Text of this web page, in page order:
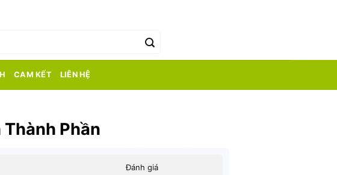
CAM KẾT LIÊN HỆ
Phần
Đánh giá